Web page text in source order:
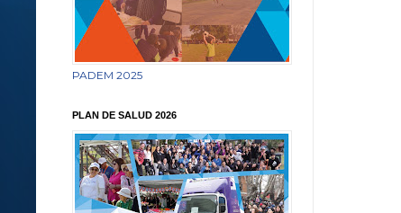
PADEM 2025
PLAN DE SALUD 2026